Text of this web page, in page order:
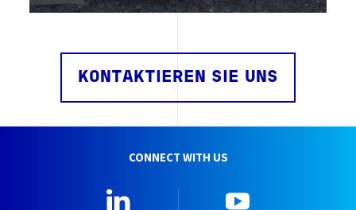
KONTAKTIEREN SIE UNS
CONNECT WITH US